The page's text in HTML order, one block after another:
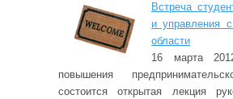
Встреча
и управления
области
16 марта
повышения
состоится открытая лекция